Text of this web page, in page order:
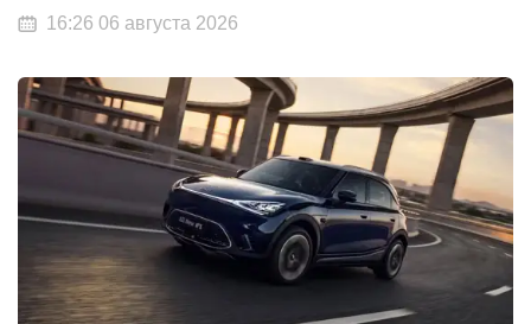
16:26 06 августа 2026